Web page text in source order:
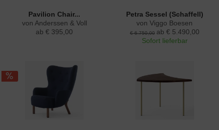
Pavilion Chair...
von Anderssen & Voll
ab € 395,00
Petra Sessel (Schaffell)
von Viggo Boesen
€ 6.750,00 ab € 5.490,00
Sofort lieferbar